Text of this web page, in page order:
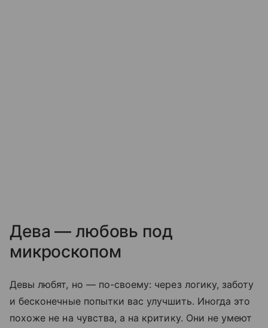
Дева — любовь под
микроскопом
Девы любят, но — по-своему: через логику, заботу
и бесконечные попытки вас улучшить. Иногда это
похоже не на чувства, а на критику. Они не умеют